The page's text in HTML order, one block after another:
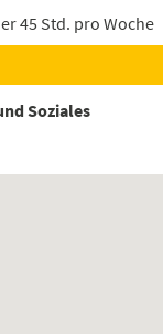
45 Std. pro Woche
Soziales